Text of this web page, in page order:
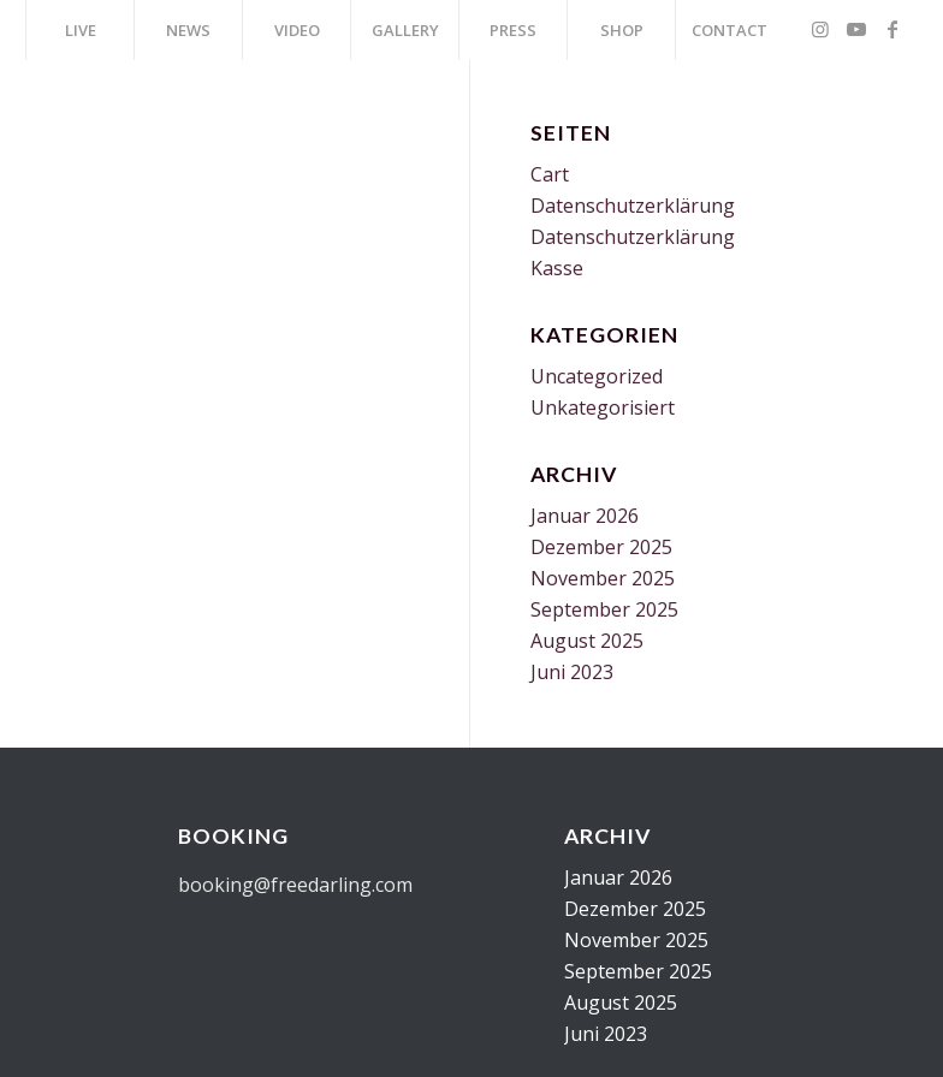
LIVE NEWS VIDEO GALLERY PRESS SHOP CONTACT
SEITEN
Cart
Datenschutzerklärung
Datenschutzerklärung
Kasse
KATEGORIEN
Uncategorized
Unkategorisiert
ARCHIV
Januar 2026
Dezember 2025
November 2025
September 2025
August 2025
Juni 2023
BOOKING
booking@freedarling.com
ARCHIV
Januar 2026
Dezember 2025
November 2025
September 2025
August 2025
Juni 2023